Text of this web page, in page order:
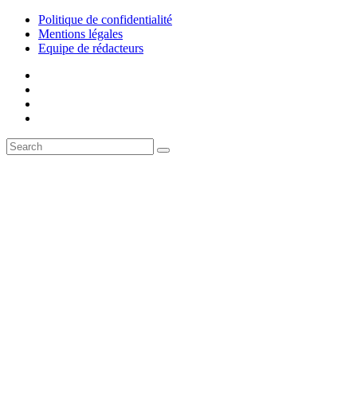
Politique de confidentialité
Mentions légales
Equipe de rédacteurs